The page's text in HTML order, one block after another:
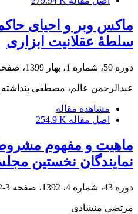
ماکس وبر و احیای
سلطۀ عقلانیت ابزاری
دوره 50، شماره 1، بهار 1399، صفحه
عبدالرحمن عالم، مصطفی پنداشته
مشاهده مقاله
اصل مقاله 254.9 K
ماهیت و مفهوم
نمایندگان نخستین
دوره 43، شماره 4، 1392، صفحه 3-22
مرتضی منشادی